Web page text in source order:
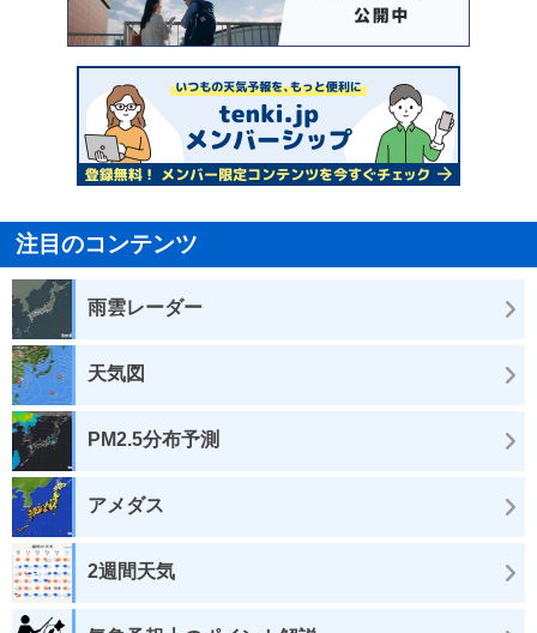
注目のコンテンツ
雨雲レーダー
天気図
PM2.5分布予測
アメダス
2週間天気